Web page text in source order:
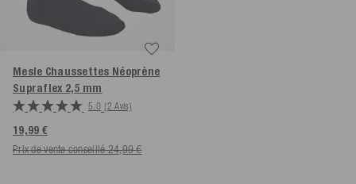
Mesle Chaussettes Néoprène
Supraflex 2,5 mm
5.0 (2 Avis)
19,99 €
Prix de vente conseillé 24,99 €